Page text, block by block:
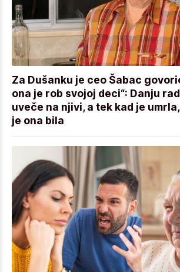
Za Dušanku je ceo Šabac
ona je rob svojoj deci“: Danju
uveče na njivi, a tek kad je
je ona bila